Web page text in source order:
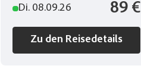
Di. 08.09.26 89 €
Zu den Reisedetails